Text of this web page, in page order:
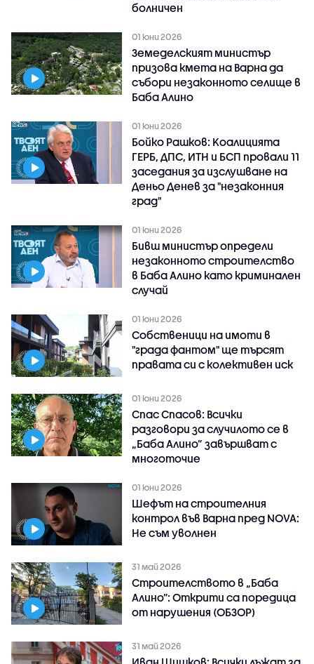
болничен
01 юни 2026
Земеделският министър
призова кмета на Варна да
събори незаконното селище в
Баба Алино
01 юни 2026
Бойко Рашков: Kоалицията
ГЕРБ, ДПС, ИТН и БСП провали 11
заседания за изслушване на
Деньо Денев за "незаконния
град"
01 юни 2026
Бивш министър определи
незаконното строителство
в Баба Алино като криминален
случай
01 юни 2026
Собственици на имоти в
"града фантом" ще търсят
правата си с колективен иск
01 юни 2026
Спас Спасов: Всички
разговори за случилото се в
„Баба Алино” завършват с
многоточие
01 юни 2026
Шефът на строителния
контрол във Варна пред NOVA:
Не съм уволнен
31 май 2026
Строителството в „Баба
Алино”: Открити са поредица
от нарушения (ОБЗОР)
31 май 2026